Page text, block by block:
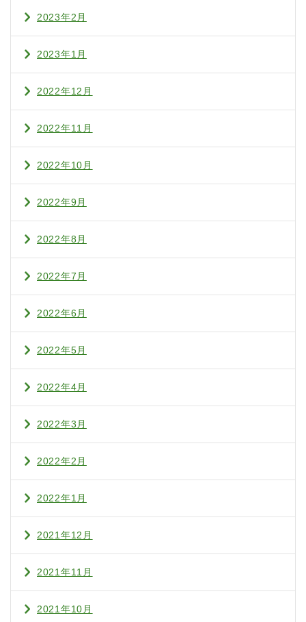
2023年2月
2023年1月
2022年12月
2022年11月
2022年10月
2022年9月
2022年8月
2022年7月
2022年6月
2022年5月
2022年4月
2022年3月
2022年2月
2022年1月
2021年12月
2021年11月
2021年10月